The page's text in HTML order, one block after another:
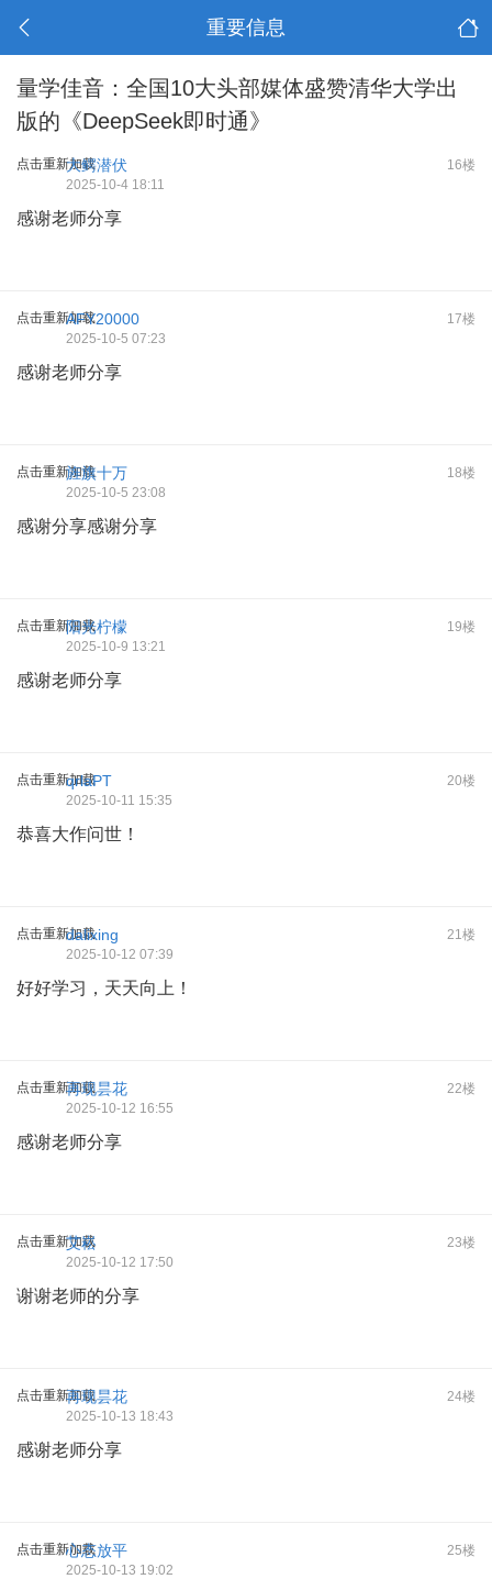
重要信息
量学佳音：全国10大头部媒体盛赞清华大学出
版的《DeepSeek即时通》
点击重新加载 16楼
大鳄潜伏
2025-10-4 18:11
感谢老师分享
点击重新加载 17楼
AFY20000
2025-10-5 07:23
感谢老师分享
点击重新加载 18楼
旌旗十万
2025-10-5 23:08
感谢分享感谢分享
点击重新加载 19楼
阳光柠檬
2025-10-9 13:21
感谢老师分享
点击重新加载 20楼
qrlaPT
2025-10-11 15:35
恭喜大作问世！
点击重新加载 21楼
dalixing
2025-10-12 07:39
好好学习，天天向上！
点击重新加载 22楼
再现昙花
2025-10-12 16:55
感谢老师分享
点击重新加载 23楼
艾崧
2025-10-12 17:50
谢谢老师的分享
点击重新加载 24楼
再现昙花
2025-10-13 18:43
感谢老师分享
点击重新加载 25楼
心态放平
2025-10-13 19:02